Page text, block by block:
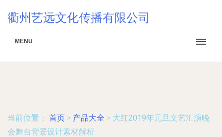
衢州艺远文化传播有限公司
MENU
当前位置： 首页 > 产品大全 > 大红2019年元旦文艺汇演晚
会舞台背景设计素材解析